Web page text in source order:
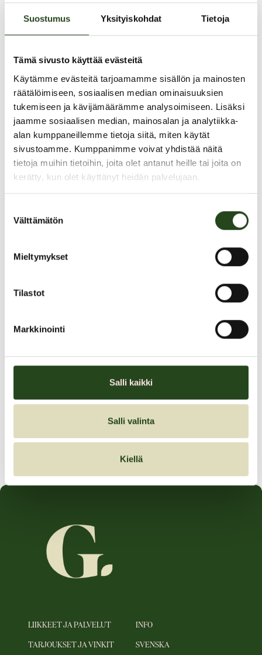
Suostumus Yksityiskohdat Tietoja
Tämä sivusto käyttää evästeitä
Käytämme evästeitä tarjoamamme sisällön ja mainosten
räätälöimiseen, sosiaalisen median ominaisuuksien
tukemiseen ja kävijämäärämme analysoimiseen. Lisäksi
jaamme sosiaalisen median, mainosalan ja analytiikka-
alan kumppaneillemme tietoja siitä, miten käytät
sivustoamme. Kumppanimme voivat yhdistää näitä
tietoja muihin tietoihin, joita olet antanut heille tai joita on
kerätty, kun olet käyttänyt heidän palvelujaan.
valinta
Välttämätön
Mieltymykset
Tilastot
Markkinointi
Salli kaikki
Salli valinta
Kiellä
Tarjouksen voimassaoloaika:
01.05.2024–30.06.2024
LIIKKEET JA PALVELUT
TARJOUKSET JA VINKIT
INFO
SVENSKA